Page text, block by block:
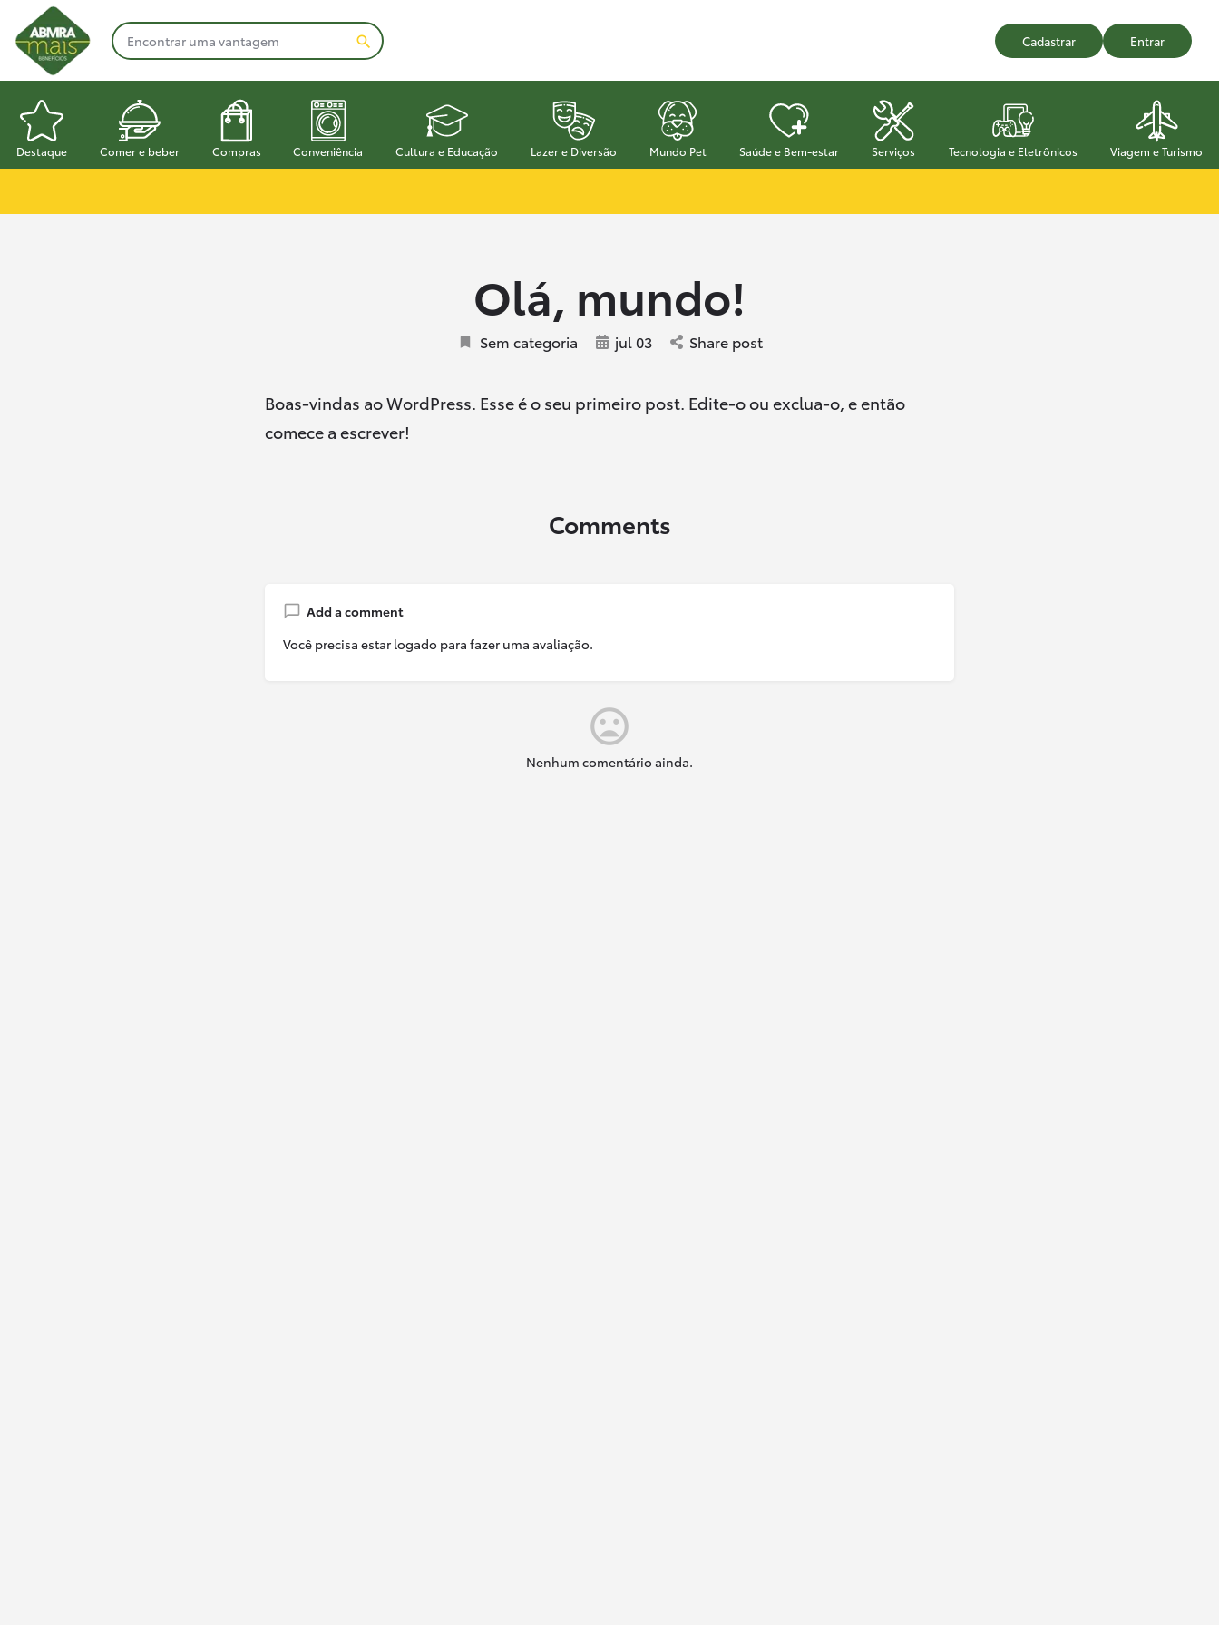
Cadastrar Entrar
Destaque Comer e beber Compras Conveniência Cultura e Educação Lazer e Diversão Mundo Pet Saúde e Bem-estar Serviços Tecnologia e Eletrônicos Viagem e Turismo
Olá, mundo!
Sem categoria jul 03 Share post
Boas-vindas ao WordPress. Esse é o seu primeiro post. Edite-o ou exclua-o, e então
comece a escrever!
Comments
Add a comment
Você precisa estar logado para fazer uma avaliação.
Nenhum comentário ainda.